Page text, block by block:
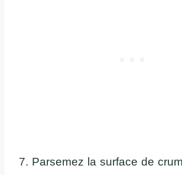
7. Parsemez la surface de